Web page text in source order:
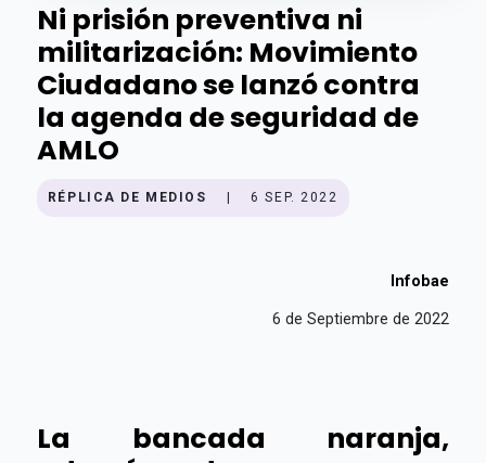
Ni prisión preventiva ni
militarización: Movimiento
Ciudadano se lanzó contra
la agenda de seguridad de
AMLO
RÉPLICA DE MEDIOS 6 SEP. 2022
Infobae
6 de Septiembre de 2022
La bancada naranja,